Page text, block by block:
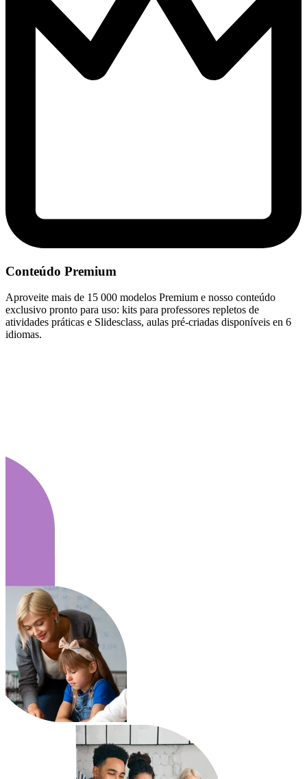
Conteúdo Premium
Aproveite mais de 15 000 modelos Premium e nosso conteúdo
exclusivo pronto para uso: kits para professores repletos de
atividades práticas e Slidesclass, aulas pré-criadas disponíveis en 6
idiomas.